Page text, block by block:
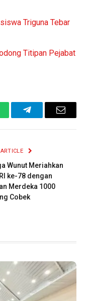
Triguna Tebar
Titipan Pejabat
TelegramEmail
Wunut Meriahkan
ke-78 dengan
Merdeka 1000
Cobek